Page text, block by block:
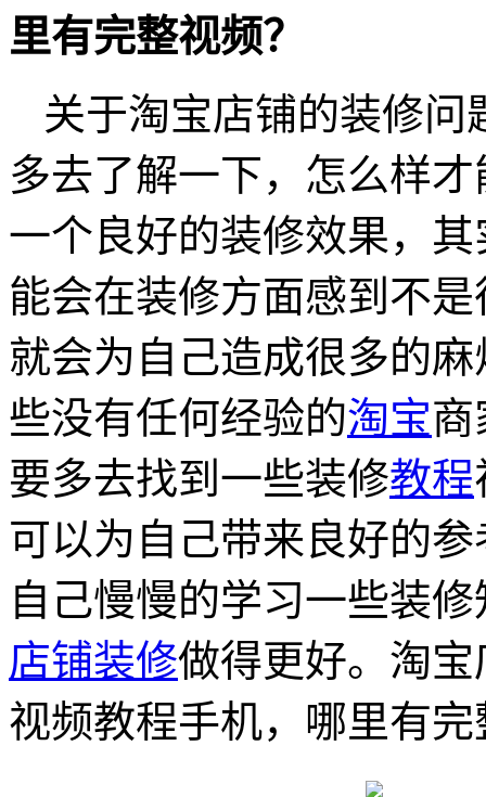
里有完整视频？
关于淘宝店铺的装修问
多去了解一下，怎么样
一个良好的装修效果，
能会在装修方面感到不
就会为自己造成很多的
些没有任何经验的淘宝商
要多去找到一些装修教程
可以为自己带来良好的
自己慢慢的学习一些装
店铺装修做得更好。淘
视频教程手机，哪里有